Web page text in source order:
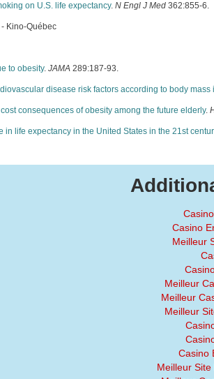
on U.S. life expectancy. N Engl J Med 362:855-6.
Kino-Québec
to obesity. JAMA 289:187-93.
disease risk factors according to body mass
consequences of obesity among the future elderly.
in life expectancy in the United States in the 21st
Casino
Meilleur
Meilleur
Meilleur
Meilleur
Casino
Meilleur